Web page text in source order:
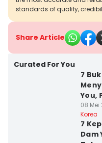
standards of quality,
Share Article
Curated For You
7
You,
08 Mei
Korea
7
Dam